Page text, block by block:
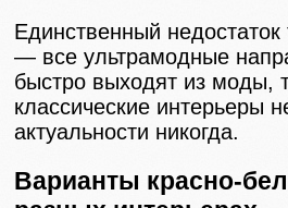
Единственный недостаток
— все ультрамодные
быстро выходят из моды,
классические интерьеры
актуальности никогда.
Варианты красно-